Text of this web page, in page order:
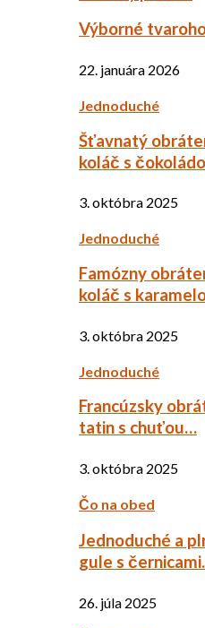
Výborné
22. januára 2026
Jednoduché
Šťavnatý
koláč s
3. októbra 2025
Jednoduché
Famózny
koláč s
3. októbra 2025
Jednoduché
Francúzsky
tatin s chuťou…
3. októbra 2025
Čo na obed
Jednoduché a
gule s
26. júla 2025